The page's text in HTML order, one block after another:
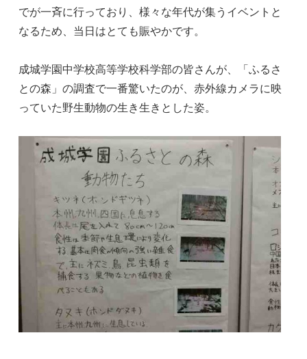
でが一斉に行っており、様々な年代が集うイベントと
なるため、当日はとても賑やかです。
成城学園中学校高等学校科学部の皆さんが、「ふるさ
との森」の調査で一番驚いたのが、赤外線カメラに映
っていた野生動物の生き生きとした姿。